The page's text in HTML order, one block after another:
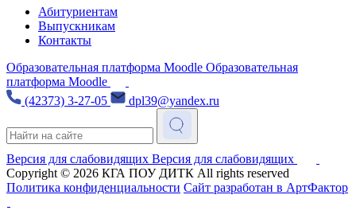
Абитуриентам
Выпускникам
Контакты
Образовательная платформа Moodle Образовательная
платформа Moodle
(42373) 3-27-05
dpl39@yandex.ru
Версия для слабовидящих Версия для слабовидящих
Copyright © 2026 КГА ПОУ ДИТК All rights reserved
Политика конфиденциальности Сайт разработан в АртФактор